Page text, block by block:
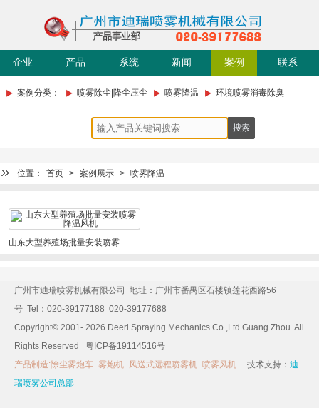
企业
简介
产品
中心
系统
成套
新闻
动态
案例
展示
联系
我们
案例分类： 喷雾除尘|降尘压尘 喷雾降温 环境喷雾消毒除臭
位置： 首页 > 案例展示 > 喷雾降温
山东大型养殖场批量安装喷雾降温风机
广州市迪瑞喷雾机械有限公司 地址：广州市番禺区石楼镇莲花西路56
号 Tel：020-39177188 020-39177688
Copyright© 2001- 2026 Deeri Spraying Mechanics Co.,Ltd.Guang Zhou. All
Rights Reserved 粤ICP备19114516号
产品制造:除尘雾炮车_雾炮机_风送式远程喷雾机_喷雾风机 技术支持： 迪
瑞喷雾公司总部